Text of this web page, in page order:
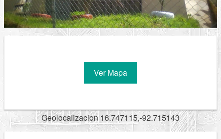
Ver Mapa
Geolocalizacion 16.747115,-92.715143